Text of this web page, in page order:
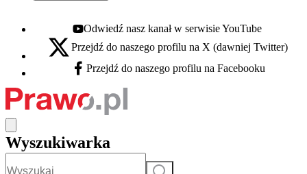
Youtube - otwiera się w nowej karcie
Odwiedź nasz kanał w serwisie YouTube
X - otwiera się w nowej karcie
Przejdź do naszego profilu na X (dawniej Twitter)
Facebook - otwiera się w nowej karcie
Przejdź do naszego profilu na Facebooku
Wyszukiwarka
Szukaj